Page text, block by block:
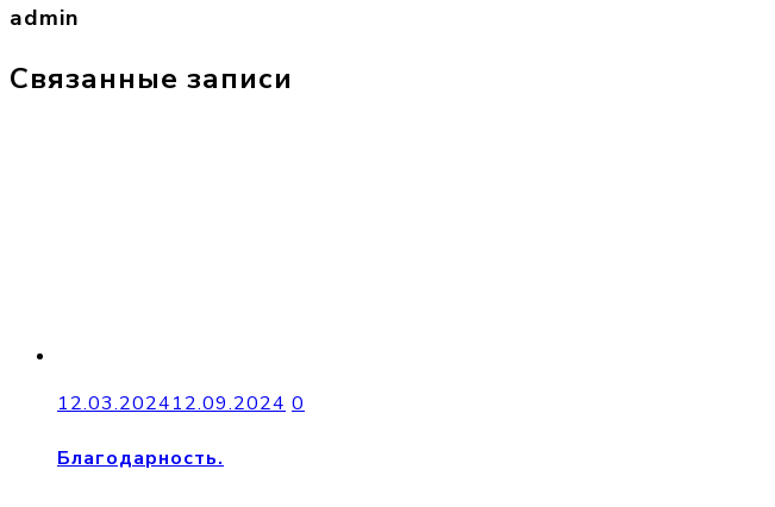
admin
Связанные записи
12.03.202412.09.2024 0
Благодарность.